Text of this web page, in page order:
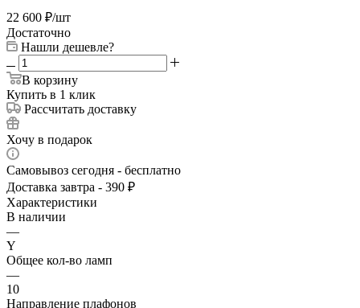
22 600 ₽/шт
Достаточно
Нашли дешевле?
В корзину
Купить в 1 клик
Рассчитать доставку
Хочу в подарок
Самовывоз сегодня - бесплатно
Доставка завтра - 390 ₽
Характеристики
В наличии
—
Y
Общее кол-во ламп
—
10
Направление плафонов